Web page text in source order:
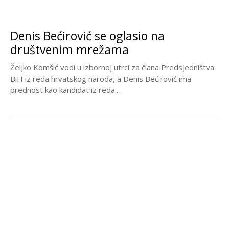
Denis Bećirović se oglasio na
društvenim mrežama
Željko Komšić vodi u izbornoj utrci za člana Predsjedništva
BiH iz reda hrvatskog naroda, a Denis Bećirović ima
prednost kao kandidat iz reda...